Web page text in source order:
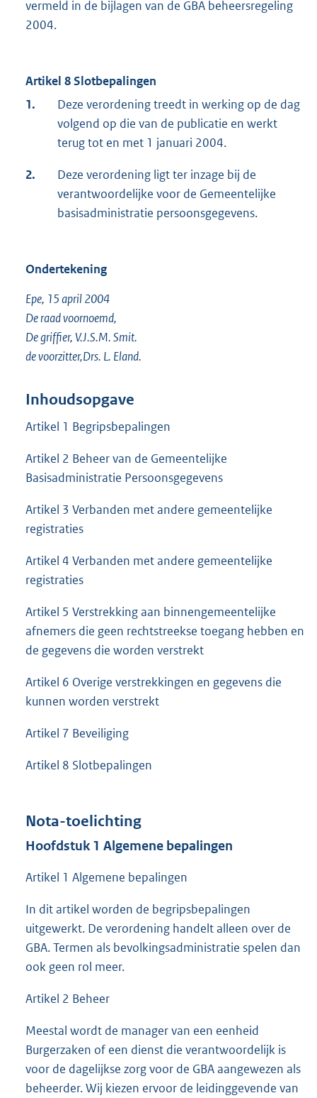
vermeld in de bijlagen van de GBA beheersregeling
2004.
Artikel 8 Slotbepalingen
1.
Deze verordening treedt in werking op de dag
volgend op die van de publicatie en werkt
terug tot en met 1 januari 2004.
2.
Deze verordening ligt ter inzage bij de
verantwoordelijke voor de Gemeentelijke
basisadministratie persoonsgegevens.
Ondertekening
Epe, 15 april 2004
De raad voornoemd,
De griffier, V.J.S.M. Smit.
de voorzitter,Drs. L. Eland.
Inhoudsopgave
Artikel 1 Begripsbepalingen
Artikel 2 Beheer van de Gemeentelijke
Basisadministratie Persoonsgegevens
Artikel 3 Verbanden met andere gemeentelijke
registraties
Artikel 4 Verbanden met andere gemeentelijke
registraties
Artikel 5 Verstrekking aan binnengemeentelijke
afnemers die geen rechtstreekse toegang hebben en
de gegevens die worden verstrekt
Artikel 6 Overige verstrekkingen en gegevens die
kunnen worden verstrekt
Artikel 7 Beveiliging
Artikel 8 Slotbepalingen
Nota-toelichting
Hoofdstuk 1 Algemene bepalingen
Artikel 1 Algemene bepalingen
In dit artikel worden de begripsbepalingen
uitgewerkt. De verordening handelt alleen over de
GBA. Termen als bevolkingsadministratie spelen dan
ook geen rol meer.
Artikel 2 Beheer
Meestal wordt de manager van een eenheid
Burgerzaken of een dienst die verantwoordelijk is
voor de dagelijkse zorg voor de GBA aangewezen als
beheerder. Wij kiezen ervoor de leidinggevende van